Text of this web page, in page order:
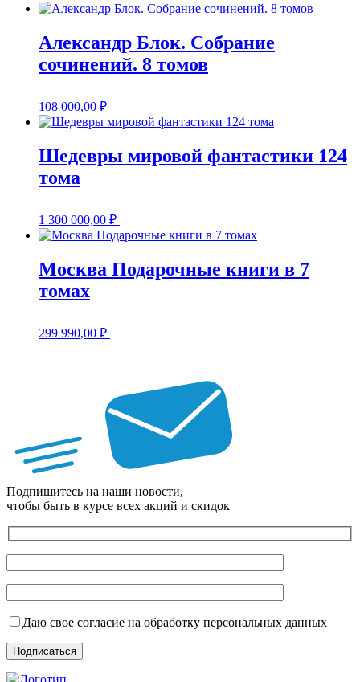
Александр Блок. Собрание
сочинений. 8 томов
108 000,00 ₽
Шедевры мировой фантастики 124
тома
1 300 000,00 ₽
Москва Подарочные книги в 7
томах
299 990,00 ₽
Подпишитесь на наши новости,
чтобы быть в курсе всех акций и скидок
Даю свое согласие на обработку персональных данных